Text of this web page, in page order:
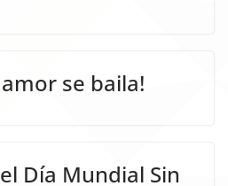
se baila!
Día Mundial Sin